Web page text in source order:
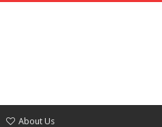
About Us